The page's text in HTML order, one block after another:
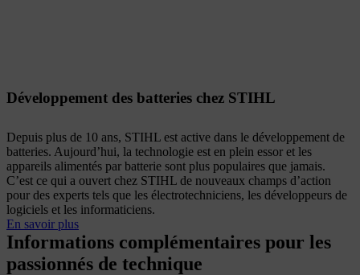
Développement des batteries chez STIHL
Depuis plus de 10 ans, STIHL est active dans le développement de
batteries. Aujourd’hui, la technologie est en plein essor et les
appareils alimentés par batterie sont plus populaires que jamais.
C’est ce qui a ouvert chez STIHL de nouveaux champs d’action
pour des experts tels que les électrotechniciens, les développeurs de
logiciels et les informaticiens.
En savoir plus
Informations complémentaires pour les
passionnés de technique